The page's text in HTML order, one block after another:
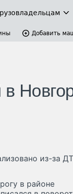
Добавить
из-за
в районе